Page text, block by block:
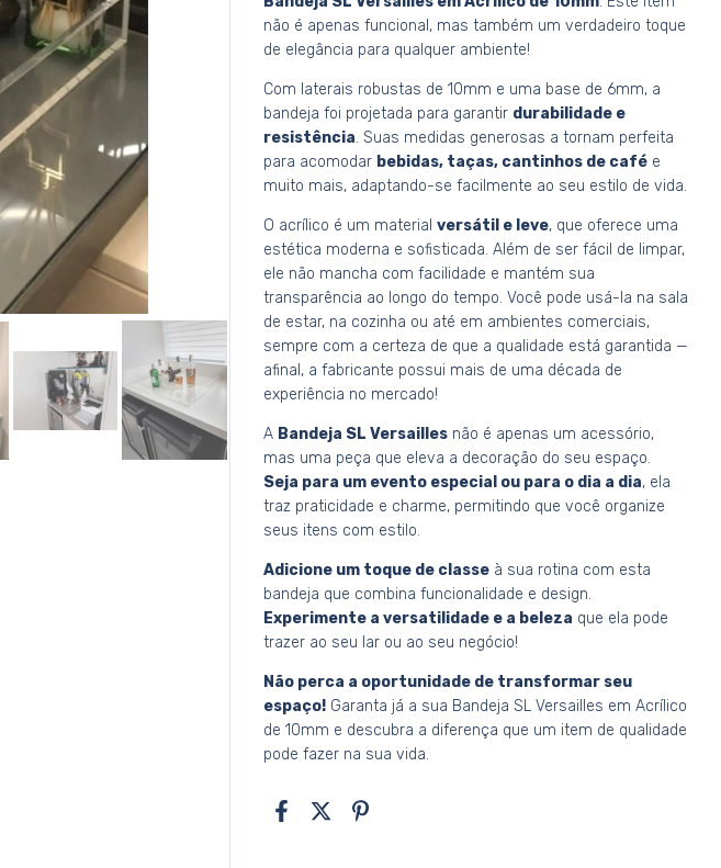
não é apenas funcional, mas também um verdadeiro toque
de elegância para qualquer ambiente!
Com laterais robustas de 10mm e uma base de 6mm, a
bandeja foi projetada para garantir durabilidade e
resistência. Suas medidas generosas a tornam perfeita
para acomodar bebidas, taças, cantinhos de café e
muito mais, adaptando-se facilmente ao seu estilo de vida.
O acrílico é um material versátil e leve, que oferece uma
estética moderna e sofisticada. Além de ser fácil de limpar,
ele não mancha com facilidade e mantém sua
transparência ao longo do tempo. Você pode usá-la na sala
de estar, na cozinha ou até em ambientes comerciais,
sempre com a certeza de que a qualidade está garantida —
afinal, a fabricante possui mais de uma década de
experiência no mercado!
A Bandeja SL Versailles não é apenas um acessório,
mas uma peça que eleva a decoração do seu espaço.
Seja para um evento especial ou para o dia a dia, ela
traz praticidade e charme, permitindo que você organize
seus itens com estilo.
Adicione um toque de classe à sua rotina com esta
bandeja que combina funcionalidade e design.
Experimente a versatilidade e a beleza que ela pode
trazer ao seu lar ou ao seu negócio!
Não perca a oportunidade de transformar seu
espaço! Garanta já a sua Bandeja SL Versailles em Acrílico
de 10mm e descubra a diferença que um item de qualidade
pode fazer na sua vida.